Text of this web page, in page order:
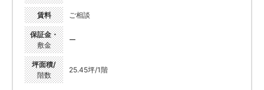
賃料 ご相談
保証金・
敷金
ー
坪面積/
階数
25.45坪/1階